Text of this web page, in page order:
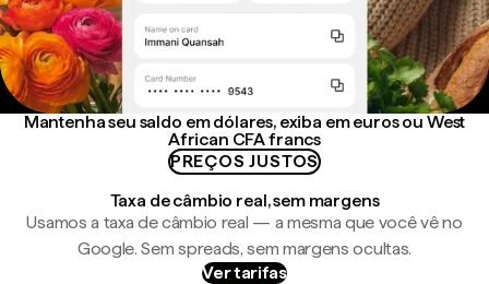
Mantenha seu saldo em dólares, exiba em euros ou West
African CFA francs
PREÇOS JUSTOS
Taxa de câmbio real, sem margens
Usamos a taxa de câmbio real — a mesma que você vê no
Google. Sem spreads, sem margens ocultas.
Ver tarifas